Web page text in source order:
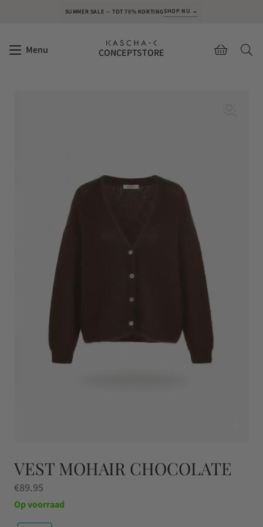
SUMMER SALE — TOT 70% KORTINGSHOP NU →
Menu CONCEPTSTORE
VEST MOHAIR CHOCOLATE
€89.95
Op voorraad